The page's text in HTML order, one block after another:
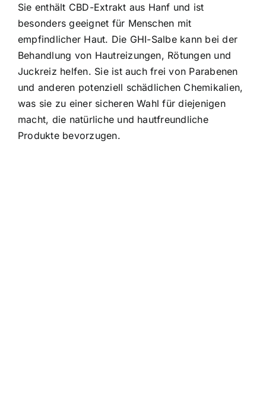
Sie enthält CBD-Extrakt aus Hanf und ist
besonders geeignet für Menschen mit
empfindlicher Haut. Die GHI-Salbe kann bei der
Behandlung von Hautreizungen, Rötungen und
Juckreiz helfen. Sie ist auch frei von Parabenen
und anderen potenziell schädlichen Chemikalien,
was sie zu einer sicheren Wahl für diejenigen
macht, die natürliche und hautfreundliche
Produkte bevorzugen.